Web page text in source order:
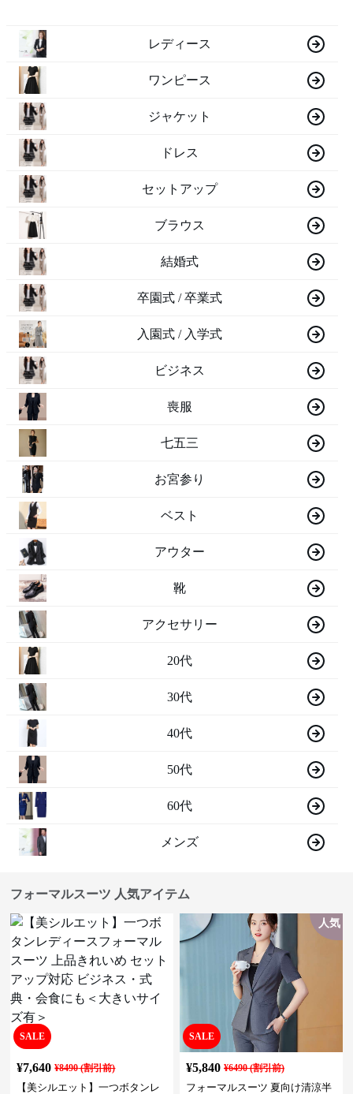
レディース
ワンピース
ジャケット
ドレス
セットアップ
ブラウス
結婚式
卒園式 / 卒業式
入園式 / 入学式
ビジネス
喪服
七五三
お宮参り
ベスト
アウター
靴
アクセサリー
20代
30代
40代
50代
60代
メンズ
フォーマルスーツ 人気アイテム
SALE
¥7,640 ¥8490(割引前)
【美シルエット】一つボタンレ
SALE
人気
¥5,840 ¥6490(割引前)
フォーマルスーツ 夏向け清涼半